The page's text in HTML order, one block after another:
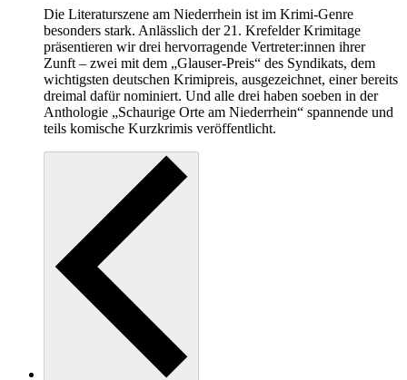
Die Literaturszene am Niederrhein ist im Krimi-Genre
besonders stark. Anlässlich der 21. Krefelder Krimitage
präsentieren wir drei hervorragende Vertreter:innen ihrer
Zunft – zwei mit dem „Glauser-Preis“ des Syndikats, dem
wichtigsten deutschen Krimipreis, ausgezeichnet, einer bereits
dreimal dafür nominiert. Und alle drei haben soeben in der
Anthologie „Schaurige Orte am Niederrhein“ spannende und
teils komische Kurzkrimis veröffentlicht.